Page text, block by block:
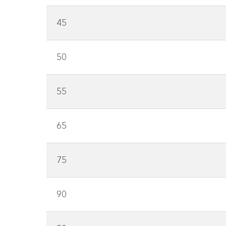
45
50
55
65
75
90